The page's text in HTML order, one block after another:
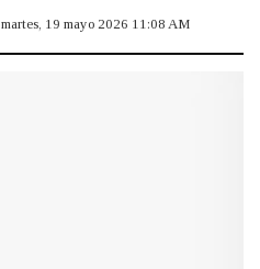
martes, 19 mayo 2026 11:08 AM